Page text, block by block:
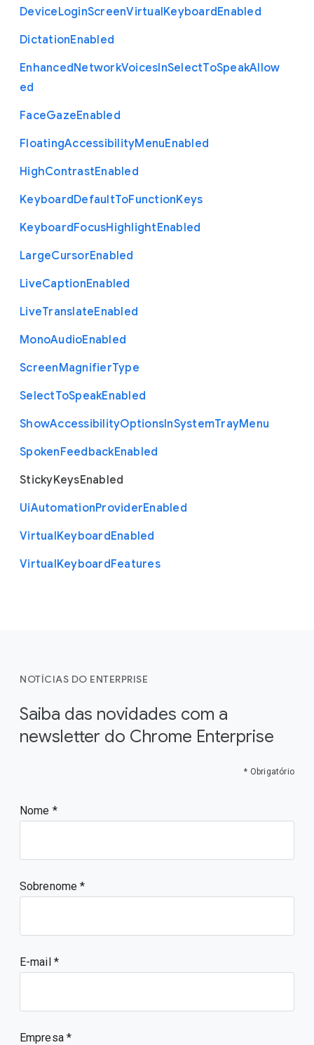
DeviceLoginScreenVirtualKeyboardEnabled
DictationEnabled
EnhancedNetworkVoicesInSelectToSpeakAllow
ed
FaceGazeEnabled
FloatingAccessibilityMenuEnabled
HighContrastEnabled
KeyboardDefaultToFunctionKeys
KeyboardFocusHighlightEnabled
LargeCursorEnabled
LiveCaptionEnabled
LiveTranslateEnabled
MonoAudioEnabled
ScreenMagnifierType
SelectToSpeakEnabled
ShowAccessibilityOptionsInSystemTrayMenu
SpokenFeedbackEnabled
StickyKeysEnabled
UiAutomationProviderEnabled
VirtualKeyboardEnabled
VirtualKeyboardFeatures
NOTÍCIAS DO ENTERPRISE
Saiba das novidades com a
newsletter do Chrome Enterprise
* Obrigatório
Nome
Sobrenome
E-mail
Empresa